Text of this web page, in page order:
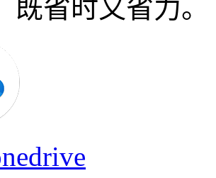
既省时又省力。